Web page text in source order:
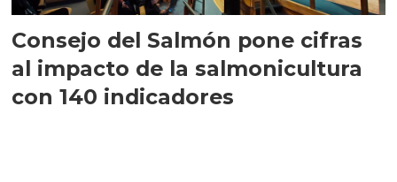
Consejo del Salmón pone cifras
al impacto de la salmonicultura
con 140 indicadores